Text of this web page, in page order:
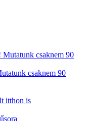
csaknem 90
itthon is